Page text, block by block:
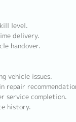
level.
delivery.
handover.
vehicle issues.
repair
service completion.
history.